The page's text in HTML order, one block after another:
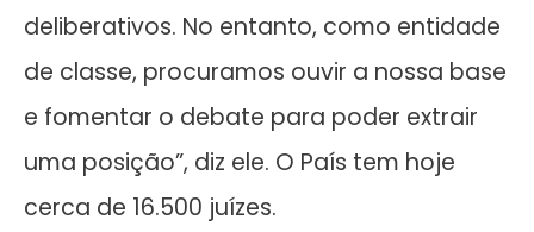
deliberativos. No entanto, como entidade
de classe, procuramos ouvir a nossa base
e fomentar o debate para poder extrair
uma posição”, diz ele. O País tem hoje
cerca de 16.500 juízes.